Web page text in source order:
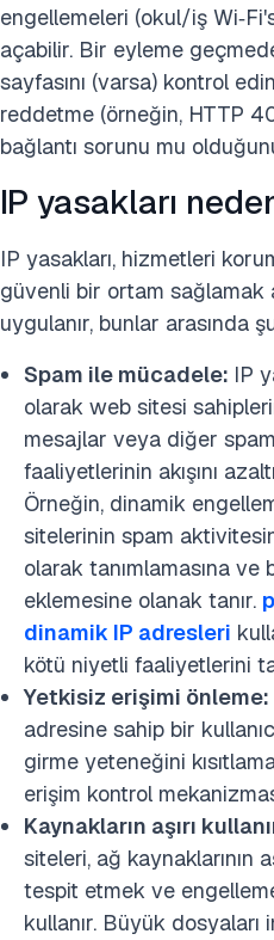
engellemeleri (okul/iş
açabilir. Bir eyleme
sayfasını (varsa) kontrol
reddetme (örneğin, HTTP
bağlantı sorunu mu
IP yasakları
IP yasakları, hizmetleri
güvenli bir ortam sağlamak
uygulanır, bunlar arasında
Spam ile mücadele: IP
olarak web sitesi
mesajlar veya diğer
faaliyetlerinin akışını
Örneğin, dinamik
sitelerinin spam
olarak tanımlamasına ve
eklemesine olanak tanır.
dinamik IP adresleri
kötü niyetli faaliyetlerini
Yetkisiz erişimi önleme:
adresine sahip bir
girme yeteneğini
erişim kontrol
Kaynakların aşırı
siteleri, ağ kaynaklarının
tespit etmek ve
kullanır. Büyük